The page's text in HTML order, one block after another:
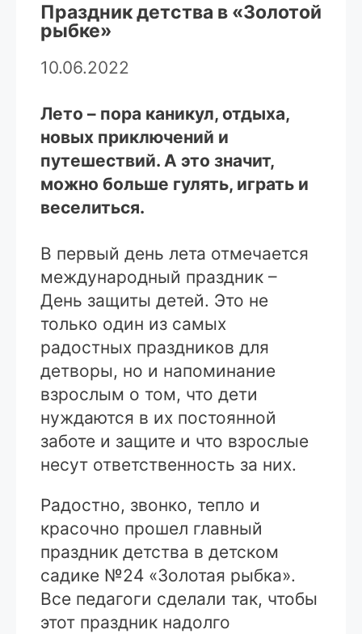
Праздник детства в «Золотой
рыбке»
10.06.2022
Лето – пора каникул, отдыха,
новых приключений и
путешествий. А это значит,
можно больше гулять, играть и
веселиться.
В первый день лета отмечается
международный праздник –
День защиты детей. Это не
только один из самых
радостных праздников для
детворы, но и напоминание
взрослым о том, что дети
нуждаются в их постоянной
заботе и защите и что взрослые
несут ответственность за них.
Радостно, звонко, тепло и
красочно прошел главный
праздник детства в детском
садике №24 «Золотая рыбка».
Все педагоги сделали так, чтобы
этот праздник надолго